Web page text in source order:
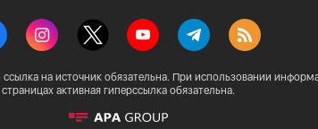
на источник обязательна. При использовании
страницах активная гиперссылка обязательна.